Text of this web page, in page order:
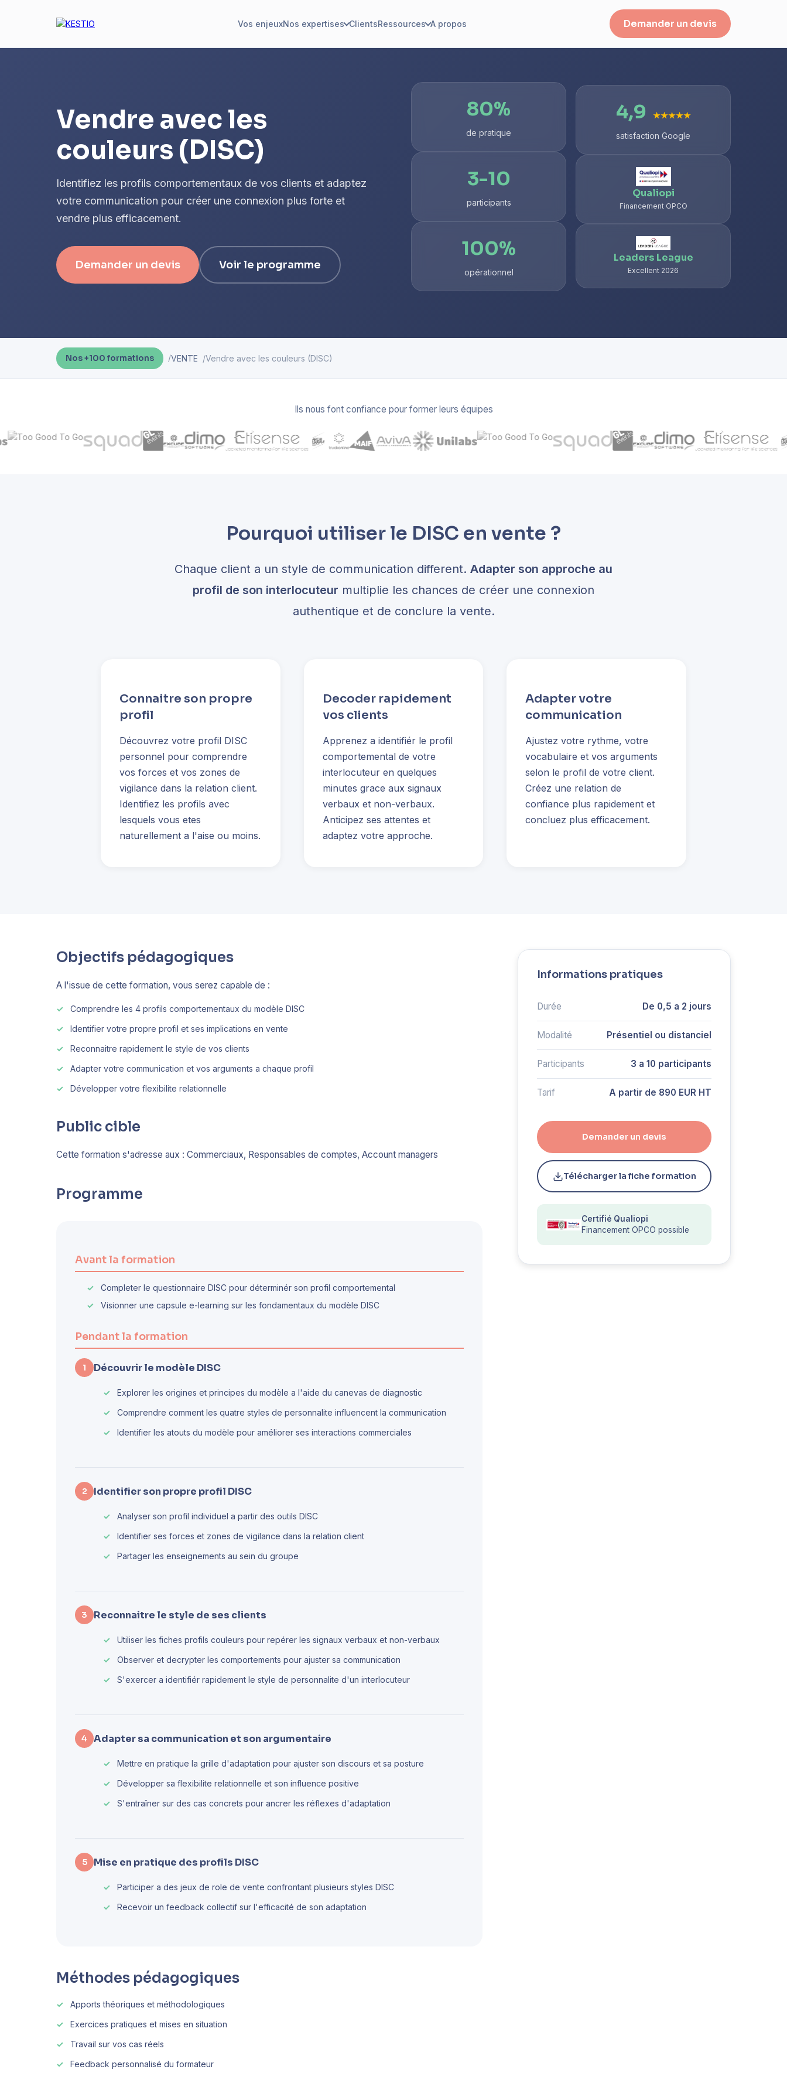
Vos enjeuxNos expertises ClientsRessources A propos Demander un devis
Vendre avec les
couleurs (DISC)
Identifiez les profils comportementaux de vos clients et adaptez
votre communication pour créer une connexion plus forte et
vendre plus efficacement.
Demander un devis Voir le programme
80%
de pratique
3-10
participants
100%
opérationnel
4,9 ★★★★★
satisfaction Google
Qualiopi
Financement OPCO
Leaders League
Excellent 2026
Nos +100 formations VENTE Vendre avec les couleurs (DISC)
Ils nous font confiance pour former leurs équipes
Pourquoi utiliser le DISC en vente ?
Chaque client a un style de communication different. Adapter son approche au
profil de son interlocuteur multiplie les chances de créer une connexion
authentique et de conclure la vente.
Connaitre son propre
profil
Découvrez votre profil DISC
personnel pour comprendre
vos forces et vos zones de
vigilance dans la relation client.
Identifiez les profils avec
lesquels vous etes
naturellement a l'aise ou moins.
Decoder rapidement
vos clients
Apprenez a identifiér le profil
comportemental de votre
interlocuteur en quelques
minutes grace aux signaux
verbaux et non-verbaux.
Anticipez ses attentes et
adaptez votre approche.
Adapter votre
communication
Ajustez votre rythme, votre
vocabulaire et vos arguments
selon le profil de votre client.
Créez une relation de
confiance plus rapidement et
concluez plus efficacement.
Objectifs pédagogiques
A l'issue de cette formation, vous serez capable de :
Comprendre les 4 profils comportementaux du modèle DISC
Identifier votre propre profil et ses implications en vente
Reconnaitre rapidement le style de vos clients
Adapter votre communication et vos arguments a chaque profil
Développer votre flexibilite relationnelle
Public cible
Cette formation s'adresse aux : Commerciaux, Responsables de comptes, Account managers
Programme
Avant la formation
Completer le questionnaire DISC pour déterminér son profil comportemental
Visionner une capsule e-learning sur les fondamentaux du modèle DISC
Pendant la formation
1 Découvrir le modèle DISC
Explorer les origines et principes du modèle a l'aide du canevas de diagnostic
Comprendre comment les quatre styles de personnalite influencent la communication
Identifier les atouts du modèle pour améliorer ses interactions commerciales
2 Identifier son propre profil DISC
Analyser son profil individuel a partir des outils DISC
Identifier ses forces et zones de vigilance dans la relation client
Partager les enseignements au sein du groupe
3 Reconnaitre le style de ses clients
Utiliser les fiches profils couleurs pour repérer les signaux verbaux et non-verbaux
Observer et decrypter les comportements pour ajuster sa communication
S'exercer a identifiér rapidement le style de personnalite d'un interlocuteur
4 Adapter sa communication et son argumentaire
Mettre en pratique la grille d'adaptation pour ajuster son discours et sa posture
Développer sa flexibilite relationnelle et son influence positive
S'entraîner sur des cas concrets pour ancrer les réflexes d'adaptation
5 Mise en pratique des profils DISC
Participer a des jeux de role de vente confrontant plusieurs styles DISC
Recevoir un feedback collectif sur l'efficacité de son adaptation
Méthodes pédagogiques
Apports théoriques et méthodologiques
Exercices pratiques et mises en situation
Travail sur vos cas réels
Feedback personnalisé du formateur
Informations pratiques
Durée De 0,5 a 2 jours
Modalité Présentiel ou distanciel
Participants 3 a 10 participants
Tarif A partir de 890 EUR HT
Demander un devis
Télécharger la fiche formation
Certifié Qualiopi
Financement OPCO possible